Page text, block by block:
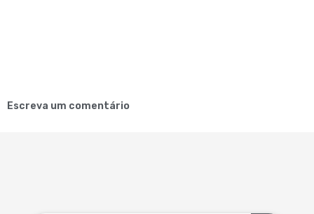
Escreva um comentário